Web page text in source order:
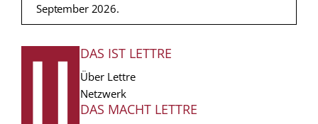
September 2026.
FUSSZEILE
DAS IST LETTRE
Über Lettre
Netzwerk
DAS MACHT LETTRE